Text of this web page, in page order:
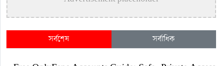
সর্বশেষ সর্বাধিক